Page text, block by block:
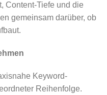
Content-Tiefe und die
gemeinsam darüber, ob
Keyword-
Reihenfolge.